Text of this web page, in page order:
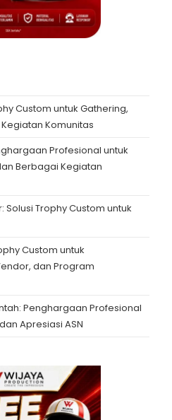
Custom untuk Gathering,
Komunitas
Profesional untuk
Berbagai Kegiatan
Solusi Trophy Custom untuk
Custom untuk
dan Program
Penghargaan Profesional
Apresiasi ASN